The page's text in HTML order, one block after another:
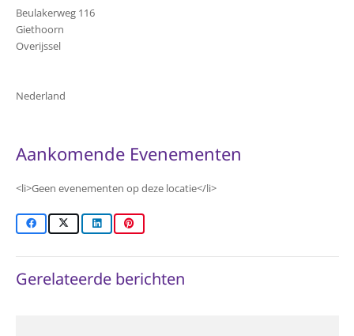
Beulakerweg 116
Giethoorn
Overijssel
Nederland
Aankomende Evenementen
<li>Geen evenementen op deze locatie</li>
Gerelateerde berichten